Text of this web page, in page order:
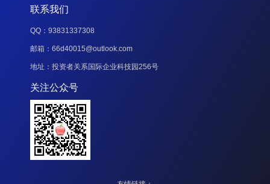
联系我们
QQ：93831337308
邮箱：66d40015@outlook.com
地址：投资者关系国际企业科技园256号
关注公众号